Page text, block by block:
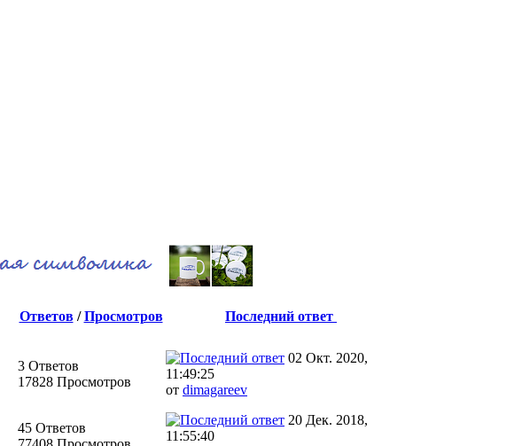
Ответов/Просмотров
Последний ответ
3 Ответов
17828 Просмотров
02 Окт. 2020,
11:49:25
от dimagareev
45 Ответов
20 Дек. 2018,
11:55:40